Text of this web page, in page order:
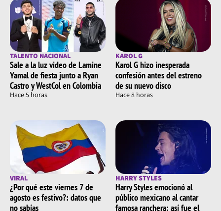
TALENTO NACIONAL
Sale a la luz video de Lamine
Yamal de fiesta junto a Ryan
Castro y WestCol en Colombia
Hace 5 horas
KAROL G
Karol G hizo inesperada
confesión antes del estreno
de su nuevo disco
Hace 8 horas
VIRAL
¿Por qué este viernes 7 de
agosto es festivo?: datos que
no sabías
HARRY STYLES
Harry Styles emocionó al
público mexicano al cantar
famosa ranchera; así fue el